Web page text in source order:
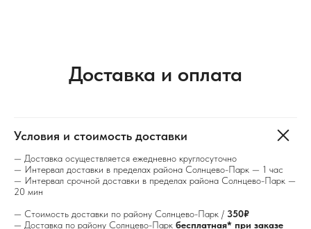
Доставка и оплата
Условия и стоимость доставки
— Доставка осуществляется ежедневно круглосуточно
— Интервал доставки в пределах района Солнцево-Парк — 1 час
— Интервал срочной доставки в пределах района Солнцево-Парк —
20 мин
— Стоимость доставки по району Солнцево-Парк / 350₽
— Доставка по району Солнцево-Парк бесплатная* при заказе